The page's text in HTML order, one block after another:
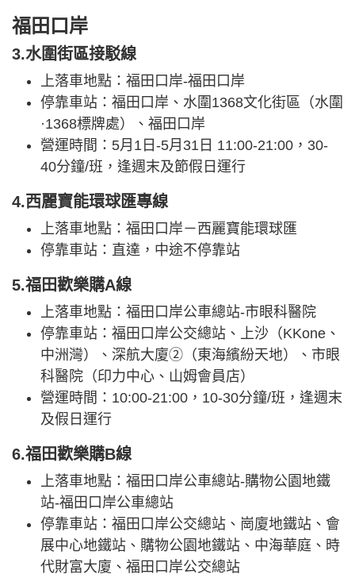
福田口岸
3.水圍街區接駁線
上落車地點：福田口岸-福田口岸
停靠車站：福田口岸、水圍1368文化街區（水圍
·1368標牌處）、福田口岸
營運時間：5月1日-5月31日 11:00-21:00，30-
40分鐘/班，逢週末及節假日運行
4.西麗寶能環球匯專線
上落車地點：福田口岸－西麗寶能環球匯
停靠車站：直達，中途不停靠站
5.福田歡樂購A線
上落車地點：福田口岸公車總站-市眼科醫院
停靠車站：福田口岸公交總站、上沙（KKone、
中洲灣）、深航大廈②（東海繽紛天地）、市眼
科醫院（印力中心、山姆會員店）
營運時間：10:00-21:00，10-30分鐘/班，逢週末
及假日運行
6.福田歡樂購B線
上落車地點：福田口岸公車總站-購物公園地鐵
站-福田口岸公車總站
停靠車站：福田口岸公交總站、崗廈地鐵站、會
展中心地鐵站、購物公園地鐵站、中海華庭、時
代財富大廈、福田口岸公交總站